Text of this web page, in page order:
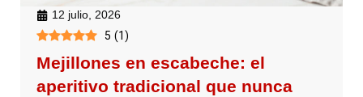
12 julio, 2026
5 (1)
Mejillones en escabeche: el
aperitivo tradicional que nunca